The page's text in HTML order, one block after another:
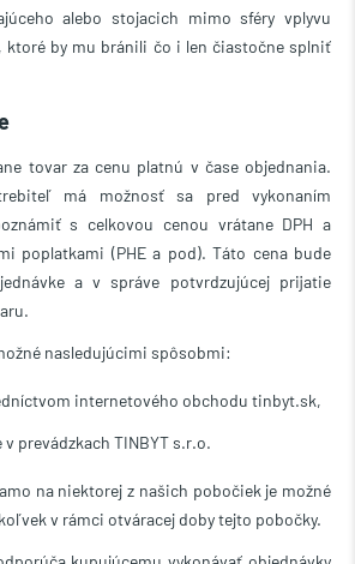
alebo stojacich mimo sféry vplyvu
ktoré by mu bránili čo i len čiastočne splniť
tovar za cenu platnú v čase objednania.
má možnosť sa pred vykonaním
s celkovou cenou vrátane DPH a
poplatkami (PHE a pod). Táto cena bude
a v správe potvrdzujúcej prijatie
nasledujúcimi spôsobmi:
internetového obchodu tinbyt.sk,
v prevádzkach TINBYT s.r.o.
na niektorej z našich pobočiek je možné
v rámci otváracej doby tejto pobočky.